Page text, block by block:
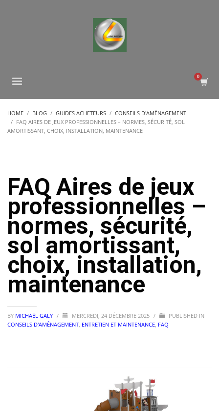
HOME BLOG GUIDES ACHETEURS
CONSEILS D'AMÉNAGEMENT
FAQ AIRES DE JEUX PROFESSIONNELLES – NORMES, SÉCURITÉ, SOL
AMORTISSANT, CHOIX, INSTALLATION, MAINTENANCE
FAQ Aires de jeux
professionnelles –
normes, sécurité,
sol amortissant,
choix, installation,
maintenance
BY MICHAËL GALY / MERCREDI, 24 DÉCEMBRE 2025 /
PUBLISHED IN
CONSEILS D'AMÉNAGEMENT, ENTRETIEN ET MAINTENANCE, FAQ